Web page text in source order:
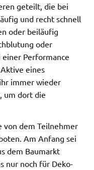
geteilt, die bei
und recht schnell
oder beiläufig
oder
einer Performance
eines
immer wieder
um dort die
von dem Teilnehmer
Am Anfang sei
dem Baumarkt
nur noch für Deko-